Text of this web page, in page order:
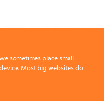
sometimes place small
Most big websites do